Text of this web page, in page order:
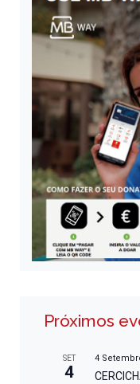
Próximos
SET
4
4